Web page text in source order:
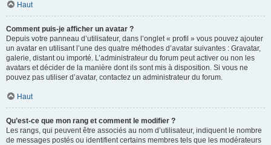
Haut
Comment puis-je afficher un avatar ?
Depuis votre panneau d’utilisateur, dans l’onglet « profil » vous pouvez ajouter
un avatar en utilisant l’une des quatre méthodes d’avatar suivantes : Gravatar,
galerie, distant ou importé. L’administrateur du forum peut activer ou non les
avatars et décider de la manière dont ils sont mis à disposition. Si vous ne
pouvez pas utiliser d’avatar, contactez un administrateur du forum.
Haut
Qu’est-ce que mon rang et comment le modifier ?
Les rangs, qui peuvent être associés au nom d’utilisateur, indiquent le nombre
de messages postés ou identifient certains membres tels que les modérateurs